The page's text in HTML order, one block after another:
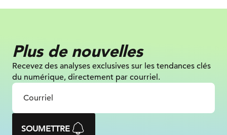
Plus de nouvelles
Recevez des analyses exclusives sur les tendances clés
du numérique, directement par courriel.
SOUMETTRE